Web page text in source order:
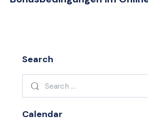
Search
Search
Calendar